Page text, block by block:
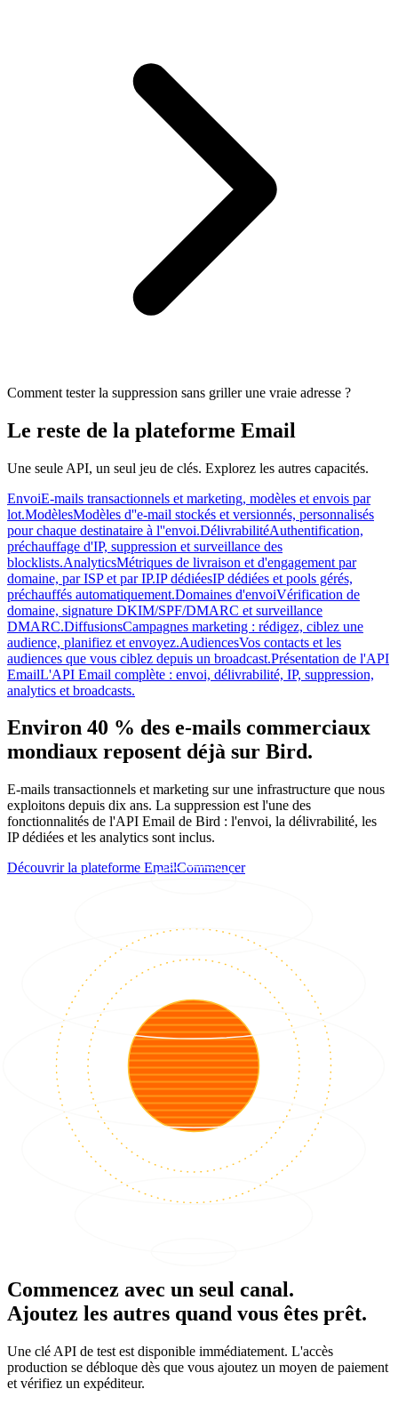
Comment tester la suppression sans griller une vraie adresse ?
Le reste de la plateforme Email
Une seule API, un seul jeu de clés. Explorez les autres capacités.
EnvoiE-mails transactionnels et marketing, modèles et envois par
lot.ModèlesModèles d''e-mail stockés et versionnés, personnalisés
pour chaque destinataire à l''envoi.DélivrabilitéAuthentification,
préchauffage d'IP, suppression et surveillance des
blocklists.AnalyticsMétriques de livraison et d'engagement par
domaine, par ISP et par IP.IP dédiéesIP dédiées et pools gérés,
préchauffés automatiquement.Domaines d'envoiVérification de
domaine, signature DKIM/SPF/DMARC et surveillance
DMARC.DiffusionsCampagnes marketing : rédigez, ciblez une
audience, planifiez et envoyez.AudiencesVos contacts et les
audiences que vous ciblez depuis un broadcast.Présentation de l'API
EmailL'API Email complète : envoi, délivrabilité, IP, suppression,
analytics et broadcasts.
Environ 40 % des e-mails commerciaux
mondiaux reposent déjà sur Bird.
E-mails transactionnels et marketing sur une infrastructure que nous
exploitons depuis dix ans. La suppression est l'une des
fonctionnalités de l'API Email de Bird : l'envoi, la délivrabilité, les
IP dédiées et les analytics sont inclus.
Découvrir la plateforme EmailCommencer
Commencez avec un seul canal.
Ajoutez les autres quand vous êtes prêt.
Une clé API de test est disponible immédiatement. L'accès
production se débloque dès que vous ajoutez un moyen de paiement
et vérifiez un expéditeur.